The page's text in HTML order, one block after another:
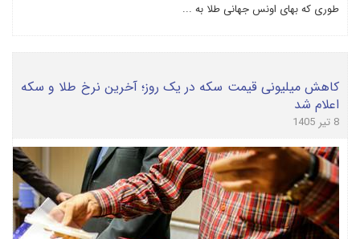
طوری که بهای اونس جهانی طلا به ...
کاهش میلیونی قیمت سکه در یک روز؛ آخرین نرخ طلا و سکه
اعلام شد
8 تیر 1405